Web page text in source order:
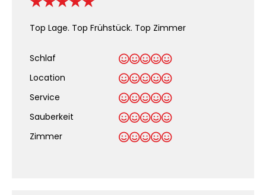
Top Lage. Top Frühstück. Top Zimmer
Schlaf
Location
Service
Sauberkeit
Zimmer